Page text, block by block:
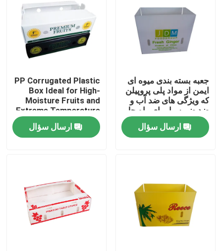
ویدیو
تور کارخانه
کنترل کیفیت
اخبار
موارد
جعبه بسته بندی میوه ای
ایمن از مواد پلی پروپیلن
که ویژگی های ضد آب و
ضد ضربه را برای راه حل
های حمل و نقل میوه
ارائه می دهدارسال سؤال
PP Corrugated Plastic
Box Ideal for High-
Moisture Fruits and
Extreme Temperature
Changes
ارسال سؤال